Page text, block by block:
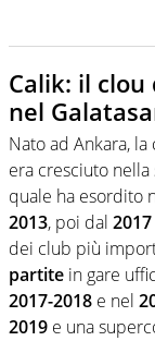
Calik: il
nel
Nato ad Ankara,
era cresciuto
quale ha esordito
2013, poi dal 2017
dei club più
partite in gare
2017-2018 e nel
2019 e una